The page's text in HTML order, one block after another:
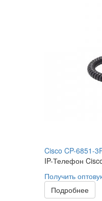
Cisco CP-6851-
IP-Телефон
Получить
Подробнее